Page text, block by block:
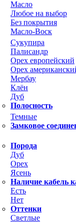
Масло
Любое на выбор
Без покрытия
Масло-Воск
Сукупира
Палисандр
Орех европейский
Орех
Мербау
Клён
Дуб
Полосность
Темные
Замковое
Порода
Дуб
Орех
Ясень
Наличие кабель
Есть
Нет
Оттенки
Светлые